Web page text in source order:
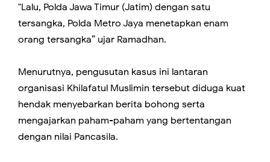
"Lalu, Polda Jawa Timur (Jatim) dengan satu
tersangka, Polda Metro Jaya menetapkan enam
orang tersangka” ujar Ramadhan.
Menurutnya, pengusutan kasus ini lantaran
organisasi Khilafatul Muslimin tersebut diduga kuat
hendak menyebarkan berita bohong serta
mengajarkan paham-paham yang bertentangan
dengan nilai Pancasila.